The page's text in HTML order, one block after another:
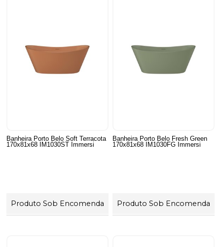
Banheira Porto Belo Soft Terracota
170x81x68 IM1030ST Immersi
Produto Sob Encomenda
Banheira Porto Belo Fresh Green
170x81x68 IM1030FG Immersi
Produto Sob Encomenda